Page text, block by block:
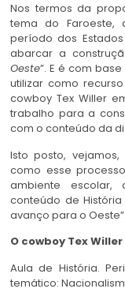
Nos termos da
tema do Faroeste,
período dos
abarcar a
Oeste”. E é com
utilizar como
cowboy Tex Willer
trabalho para a
com o conteúdo da
Isto posto,
como esse
ambiente escolar,
conteúdo de
avanço para o Oeste”.
O cowboy Tex
Aula de História.
temático: